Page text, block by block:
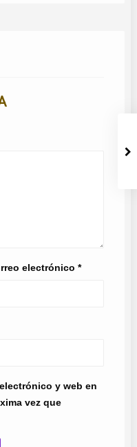
electrónico*
y web en
vez que